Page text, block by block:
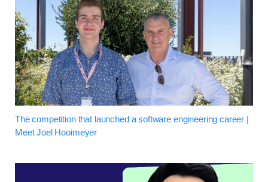
The competition that launched a software engineering career |
Meet Joel Hooimeyer